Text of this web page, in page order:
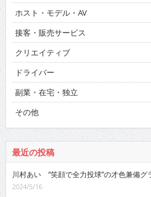
ホスト・モデル・AV
接客・販売サービス
クリエイティブ
ドライバー
副業・在宅・独立
その他
最近の投稿
川村あい “笑顔で全力投球”の才色兼備グ
2024/5/16